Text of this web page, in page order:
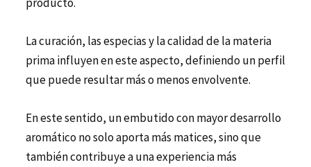
La curación, las especias y la calidad de la materia
prima influyen en este aspecto, definiendo un perfil
que puede resultar más o menos envolvente.
En este sentido, un embutido con mayor desarrollo
aromático no solo aporta más matices, sino que
también contribuye a una experiencia más